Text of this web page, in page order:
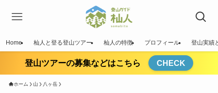
Home 杣人と登る登山ツアー 杣人の特徴 プロフィール 登山実績
登山ツアーの募集などはこちら CHECK
ホーム 山 八ヶ岳